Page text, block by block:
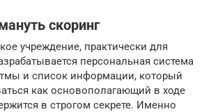
скоринг
учреждение, практически для
персональная система
и список информации, который
как основополагающий в ходе
в строгом секрете. Именно